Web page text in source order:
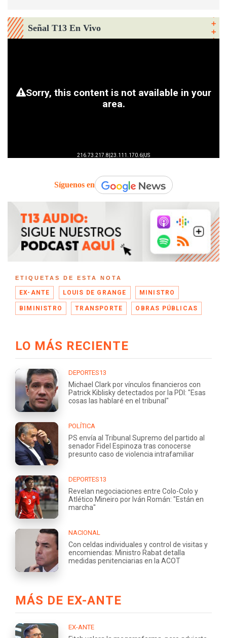
Señal T13 En Vivo
Síguenos en
ETIQUETAS DE ESTA NOTA
EX-ANTE LOUIS DE GRANGE MINISTRO
BIMINISTRO TRANSPORTE OBRAS PÚBLICAS
LO MÁS RECIENTE
DEPORTES13
Michael Clark por vínculos financieros con
Patrick Kiblisky detectados por la PDI: "Esas
cosas las hablaré en el tribunal"
POLÍTICA
PS envía al Tribunal Supremo del partido al
senador Fidel Espinoza tras conocerse
presunto caso de violencia intrafamiliar
DEPORTES13
Revelan negociaciones entre Colo-Colo y
Atlético Mineiro por Iván Román: "Están en
marcha"
NACIONAL
Con celdas individuales y control de visitas y
encomiendas: Ministro Rabat detalla
medidas penitenciarias en la ACOT
MÁS DE EX-ANTE
EX-ANTE